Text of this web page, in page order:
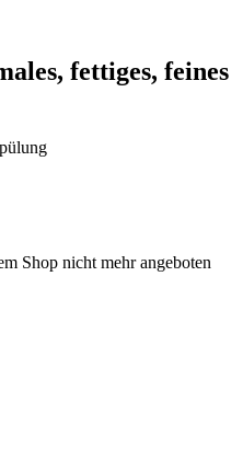
fettiges, feines
Shop nicht mehr angeboten